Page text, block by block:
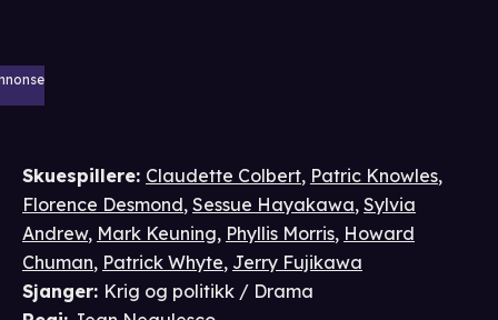
Skuespillere: Claudette Colbert, Patric Knowles,
Florence Desmond, Sessue Hayakawa, Sylvia
Andrew, Mark Keuning, Phyllis Morris, Howard
Chuman, Patrick Whyte, Jerry Fujikawa
Sjanger: Krig og politikk / Drama